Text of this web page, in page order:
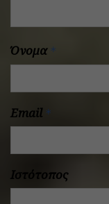
Όνομα *
Email *
Ιστότοπος